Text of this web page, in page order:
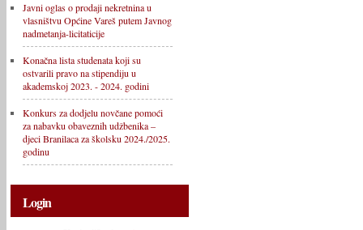
Javni oglas o prodaji nekretnina u
vlasništvu Općine Vareš putem Javnog
nadmetanja-licitaticije
Konačna lista studenata koji su
ostvarili pravo na stipendiju u
akademskoj 2023. - 2024. godini
Konkurs za dodjelu novčane pomoći
za nabavku obaveznih udžbenika –
djeci Branilaca za školsku 2024./2025.
godinu
Login